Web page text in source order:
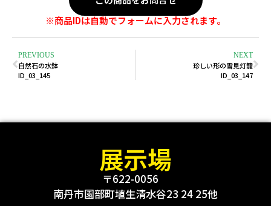
※商品IDは自動でフォームに入力されます。
PREVIOUS
自然石の水鉢
ID_03_145
NEXT
珍しい形の雪見灯籠
ID_03_147
展示場
〒622-0056
南丹市園部町埴生清水谷23 24 25他